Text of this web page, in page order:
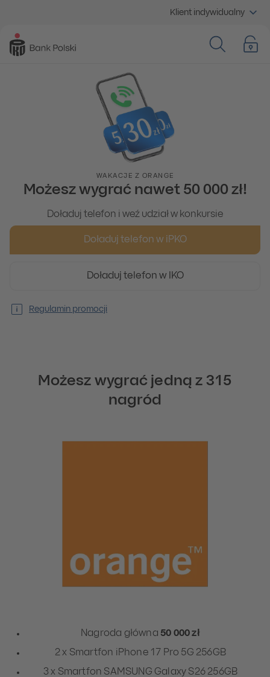
Klient indywidualny
WAKACJE Z ORANGE
Możesz wygrać nawet 50 000 zł!
Doładuj telefon i weź udział w konkursie
Doładuj telefon w iPKO
Doładuj telefon w IKO
Regulamin promocji
Możesz wygrać jedną z 315
nagród
Nagroda główna 50 000 zł
2 x Smartfon iPhone 17 Pro 5G 256GB
3 x Smartfon SAMSUNG Galaxy S26 256GB